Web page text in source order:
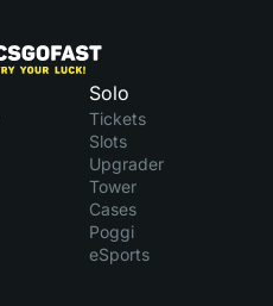
Solo
Tickets
Slots
Upgrader
Tower
Cases
Poggi
eSports